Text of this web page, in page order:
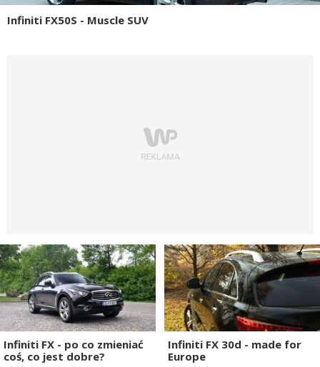
Infiniti FX50S - Muscle SUV
Infiniti FX - po co zmieniać
coś, co jest dobre?
Infiniti FX 30d - made for
Europe